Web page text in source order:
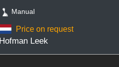
Manual
Price on request
Hofman Leek